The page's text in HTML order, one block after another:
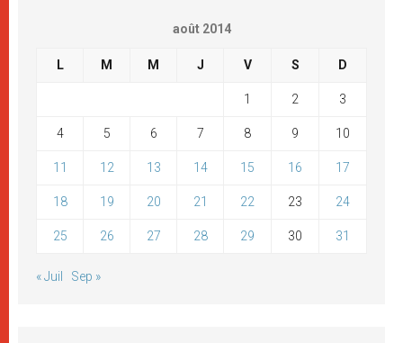
août 2014
L M M J V S D
1 2 3
4 5 6 7 8 9 10
11 12 13 14 15 16 17
18 19 20 21 22 23 24
25 26 27 28 29 30 31
« Juil Sep »